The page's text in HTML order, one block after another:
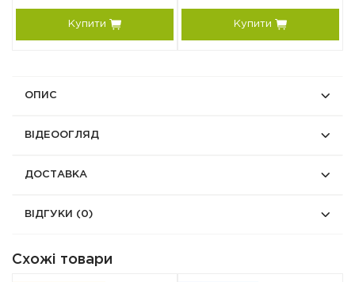
Купити Купити
ОПИС
ВІДЕООГЛЯД
ДОСТАВКА
ВІДГУКИ (0)
Схожі товари